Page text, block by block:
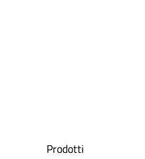
Prodotti